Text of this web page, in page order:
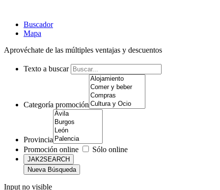
Buscador
Mapa
Aprovéchate de las múltiples ventajas y descuentos
Texto a buscar
Categoría promoción
Provincia
Promoción online
Sólo online
Input no visible